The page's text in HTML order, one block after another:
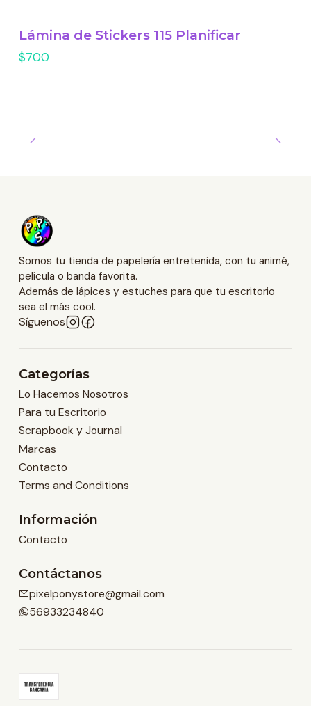
Lámina de Stickers 115 Planificar
$700
Somos tu tienda de papelería entretenida, con tu animé,
película o banda favorita.
Además de lápices y estuches para que tu escritorio
sea el más cool.
Síguenos
Categorías
Lo Hacemos Nosotros
Para tu Escritorio
Scrapbook y Journal
Marcas
Contacto
Terms and Conditions
Información
Contacto
Contáctanos
pixelponystore@gmail.com
56933234840